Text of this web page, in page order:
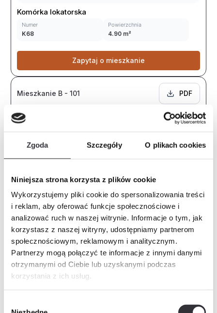
Zgoda Szczegóły O plikach cookies
Niniejsza strona korzysta z plików cookie
Wykorzystujemy pliki cookie do spersonalizowania treści
i reklam, aby oferować funkcje społecznościowe i
analizować ruch w naszej witrynie. Informacje o tym, jak
korzystasz z naszej witryny, udostępniamy partnerom
społecznościowym, reklamowym i analitycznym.
Partnerzy mogą połączyć te informacje z innymi danymi
otrzymanymi od Ciebie lub uzyskanymi podczas
korzystania z ich usług.
Komórka lokatorska
Numer
K68
Powierzchnia
4.90 m²
Zapytaj o mieszkanie
Mieszkanie B - 101 PDF
Dostępne
Liczba pokoi
2
Piętro
3
Powierzchnia
48.64 m²
Mieszkanie + komórka